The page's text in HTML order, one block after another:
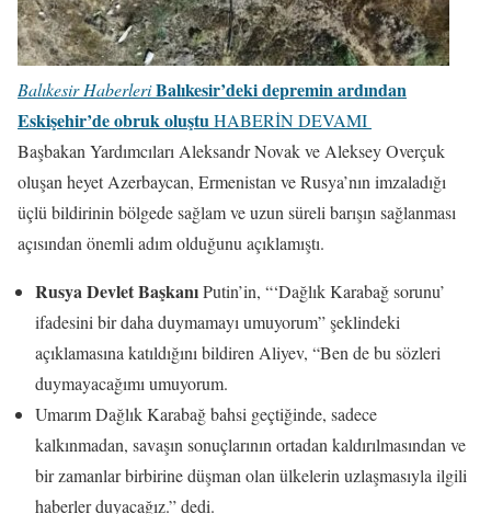
Balıkesir HaberleriBalıkesir’deki depremin ardından
Eskişehir’de obruk oluştuHABERİN DEVAMI
Başbakan Yardımcıları Aleksandr Novak ve Aleksey Overçuk
oluşan heyet Azerbaycan, Ermenistan ve Rusya’nın imzaladığı
üçlü bildirinin bölgede sağlam ve uzun süreli barışın sağlanması
açısından önemli adım olduğunu açıklamıştı.
Rusya Devlet BaşkanıPutin’in, “‘Dağlık Karabağ sorunu’
ifadesini bir daha duymamayı umuyorum” şeklindeki
açıklamasına katıldığını bildiren Aliyev, “Ben de bu sözleri
duymayacağımı umuyorum.
Umarım Dağlık Karabağ bahsi geçtiğinde, sadece
kalkınmadan, savaşın sonuçlarının ortadan kaldırılmasından ve
bir zamanlar birbirine düşman olan ülkelerin uzlaşmasıyla ilgili
haberler duyacağız.” dedi.